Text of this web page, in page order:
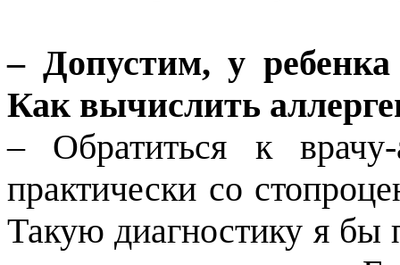
– Допустим, у
Как вычислить
– Обратиться к
практически со
Такую диагностику я бы